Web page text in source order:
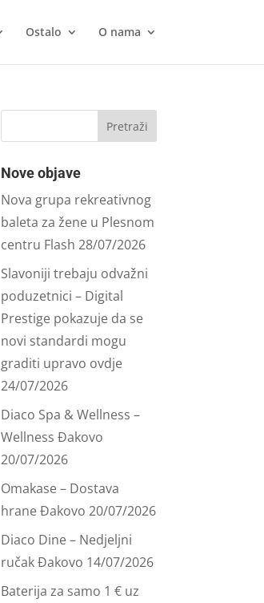
Ostalo O nama
Nove objave
Nova grupa rekreativnog
baleta za žene u Plesnom
centru Flash 28/07/2026
Slavoniji trebaju odvažni
poduzetnici – Digital
Prestige pokazuje da se
novi standardi mogu
graditi upravo ovdje
24/07/2026
Diaco Spa & Wellness –
Wellness Đakovo
20/07/2026
Omakase – Dostava
hrane Đakovo 20/07/2026
Diaco Dine – Nedjeljni
ručak Đakovo 14/07/2026
Baterija za samo 1 € uz